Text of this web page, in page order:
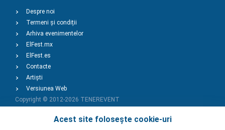
Acest site folosește cookie-uri
Despre noi
Termeni și condiții
Arhiva evenimentelor
ElFest.mx
ElFest.es
Contacte
Artiști
Versiunea Web
Copyright © 2012-2026 TENEREVENT
Adaugă Eveniment